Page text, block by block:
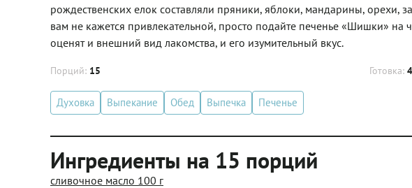
рождественских елок составляли пряники, яблоки, мандарины, орехи,
вам не кажется привлекательной, просто подайте печенье «Шишки» на
оценят и внешний вид лакомства, и его изумительный вкус.
Порций: 15 Готовка:
Духовка Выпекание Обед Выпечка Печенье
Ингредиенты на 15 порций
сливочное масло 100 г